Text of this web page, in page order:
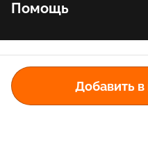
Добавить в
Помощь
©
Карта